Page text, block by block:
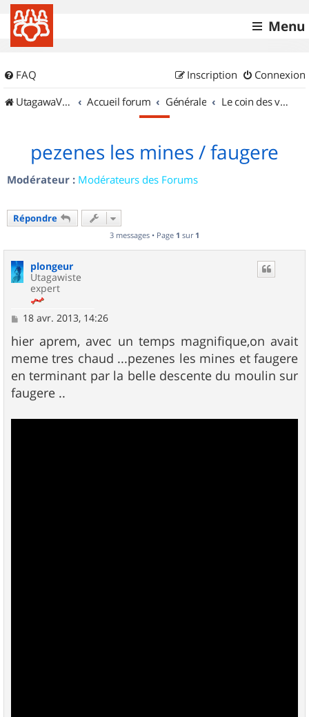
Menu
FAQ Connexion
Inscription
UtagawaVTT (Randos VTT et VTTAE avec traces GPS)
Accueil forum Générale Le coin des vidéastes
pezenes les mines / faugere
Modérateur : Modérateurs des Forums
Répondre
3 messages • Page 1 sur 1
plongeur
Utagawiste
expert
M
s
s
a
g
e
18 avr. 2013, 14:26
hier aprem, avec un temps magnifique,on avait
meme tres chaud ...pezenes les mines et faugere
en terminant par la belle descente du moulin sur
faugere ..